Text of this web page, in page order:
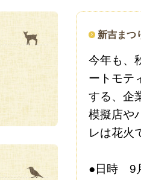
新吉まつ
今年も、
ートモテ
する、企
模擬店や
レは花火
●日時 9